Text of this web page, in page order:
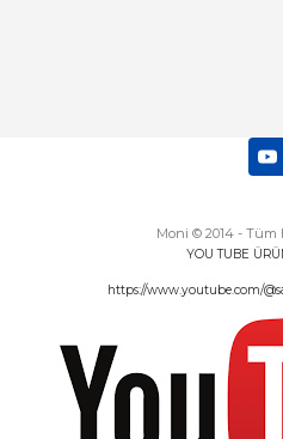
Moni © 2014 - Tüm
YOU TUBE
https://www.youtube.com/